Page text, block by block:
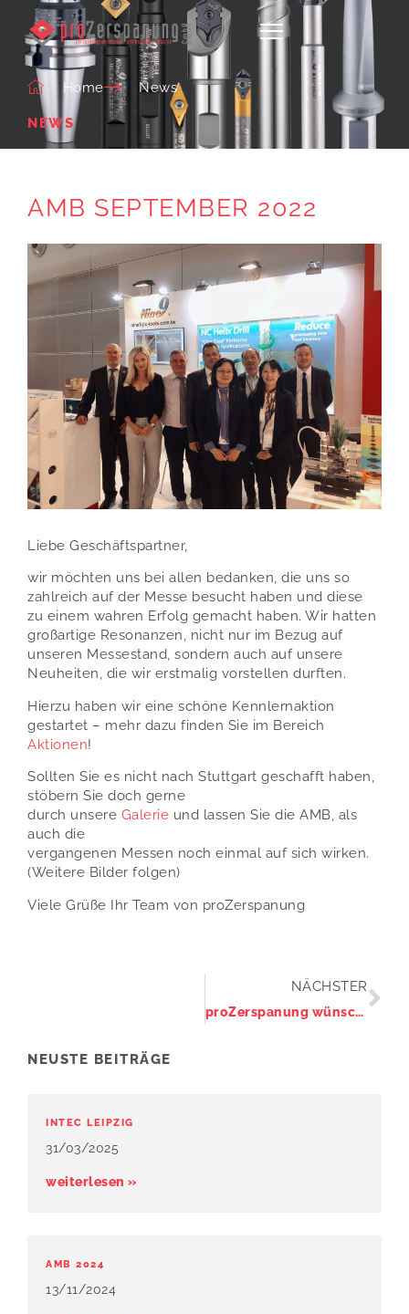
Home News
NEWS
AMB SEPTEMBER 2022
Liebe Geschäftspartner,
wir möchten uns bei allen bedanken, die uns so
zahlreich auf der Messe besucht haben und diese
zu einem wahren Erfolg gemacht haben. Wir hatten
großartige Resonanzen, nicht nur im Bezug auf
unseren Messestand, sondern auch auf unsere
Neuheiten, die wir erstmalig vorstellen durften.
Hierzu haben wir eine schöne Kennlernaktion
gestartet – mehr dazu finden Sie im Bereich
Aktionen!
Sollten Sie es nicht nach Stuttgart geschafft haben,
stöbern Sie doch gerne
durch unsere Galerie und lassen Sie die AMB, als
auch die
vergangenen Messen noch einmal auf sich wirken.
(Weitere Bilder folgen)
Viele Grüße Ihr Team von proZerspanung
NÄCHSTER
proZerspanung wünscht ein frohes, neues und gesundes Jahr 2023!
NEUSTE BEITRÄGE
INTEC LEIPZIG
31/03/2025
weiterlesen »
AMB 2024
13/11/2024